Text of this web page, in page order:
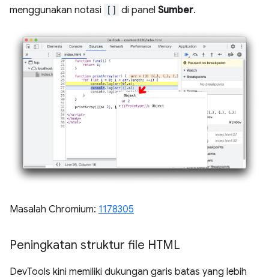
menggunakan notasi
[] di panel Sumber.
Masalah Chromium: 1178305
Peningkatan struktur file HTML
DevTools kini memiliki dukungan garis batas yang lebih